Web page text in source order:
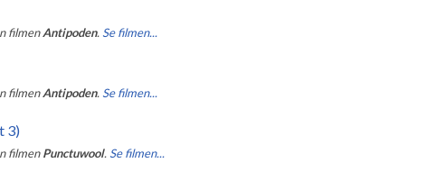
filmen Antipoden. Se filmen...
filmen Antipoden. Se filmen...
3)
filmen Punctuwool. Se filmen...